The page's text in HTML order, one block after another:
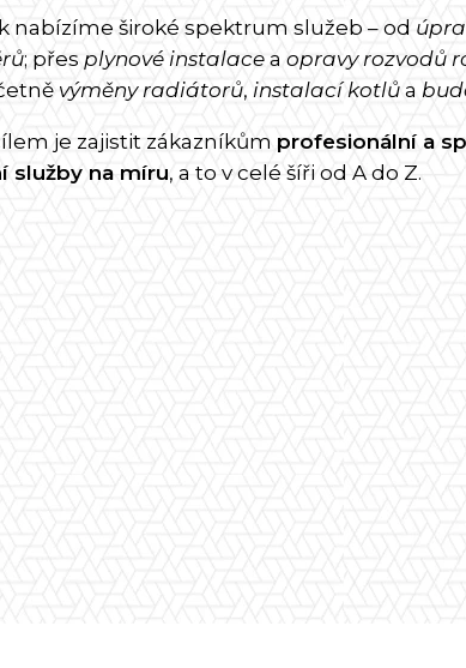
nabízíme široké spektrum služeb – od
; přes plynové instalacea opravy rozvodů
výměny radiátorů, instalací kotlůa
je zajistit zákazníkům profesionální a
služby na míru, a to v celé šíři od A do Z.